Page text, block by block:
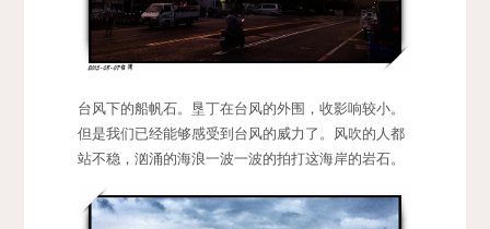
台风下的船帆石。垦丁在台风的外围，收影响较小。
但是我们已经能够感受到台风的威力了。风吹的人都
站不稳，汹涌的海浪一波一波的拍打这海岸的岩石。